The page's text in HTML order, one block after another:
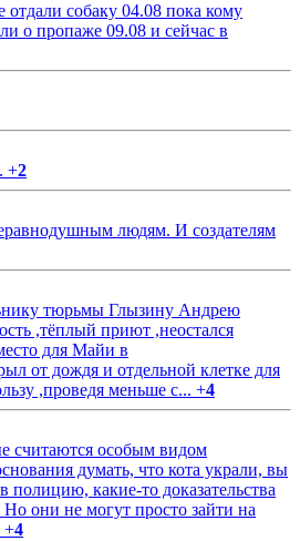
собаку 04.08 пока кому
о пропаже 09.08 и сейчас в
+2
людям. И создателям
тюрьмы Глызину Андрею
,тёплый приют ,неостался
для Майи в
от дождя и отдельной клетке для
,проведя меньше с... +4
считаются особым видом
думать, что кота украли, вы
полицию, какие-то доказательства
они не могут просто зайти на
+4